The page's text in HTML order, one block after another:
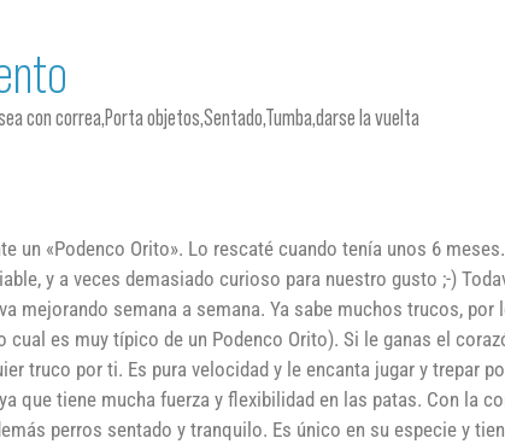
con correa,Porta objetos,Sentado,Tumba,darse la vuelta
un «Podenco Orito». Lo rescaté cuando tenía unos 6
y a veces demasiado curioso para nuestro gusto ;-)
mejorando semana a semana. Ya sabe muchos trucos,
cual es muy típico de un Podenco Orito). Si le ganas el
truco por ti. Es pura velocidad y le encanta jugar y trepar
que tiene mucha fuerza y flexibilidad en las patas. Con la
perros sentado y tranquilo. Es único en su especie y